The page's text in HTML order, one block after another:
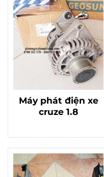
Máy phát điện xe
cruze 1.8